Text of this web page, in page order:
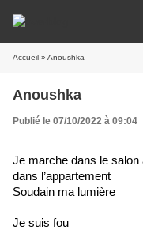
Accueil » Anoushka
Anoushka
Publié le 07/10/2022 à 09:04
Je marche dans le salon
dans l’appartement
Soudain ma lumière
Je suis fou